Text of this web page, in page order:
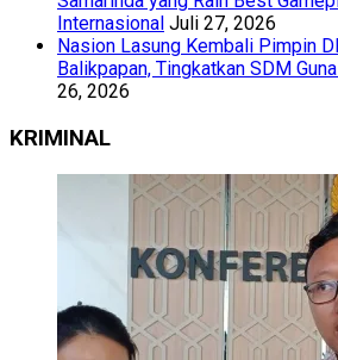
Internasional Juli 27, 2026
Nasion Lasung Kembali Pimpin
Balikpapan, Tingkatkan SDM
26, 2026
KRIMINAL